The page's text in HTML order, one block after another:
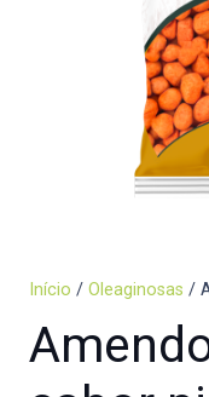
Início / Oleaginosas /